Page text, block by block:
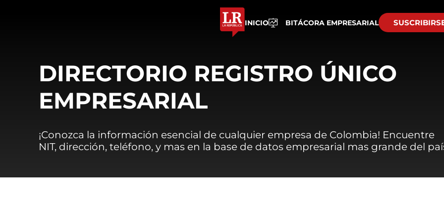
INICIO BITÁCORA EMPRESARIAL
DIRECTORIO REGISTRO ÚNICO
EMPRESARIAL
¡Conozca la información esencial de cualquier empresa de Colombia! Encuentre
NIT, dirección, teléfono, y mas en la base de datos empresarial mas grande del